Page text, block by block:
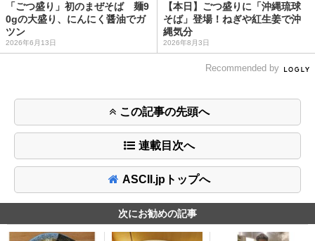
「ごつ盛り」初のまぜそば 麺9
0gの大盛り、にんにく醤油でガ
ツン
2026年6月13日
【本日】ごつ盛りに「沖縄琉球
そば」登場！ねぎや紅生姜で沖
縄気分
2026年8月3日
Recommended by
この記事の先頭へ
連載目次へ
ASCII.jpトップへ
次にお勧めの記事